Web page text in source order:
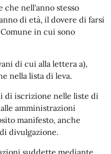
che nell'anno stesso
di età, il dovere di farsi
in cui sono
di cui alla lettera a),
nella lista di leva.
di iscrizione nelle liste di
amministrazioni
manifesto, anche
divulgazione.
suddette mediante